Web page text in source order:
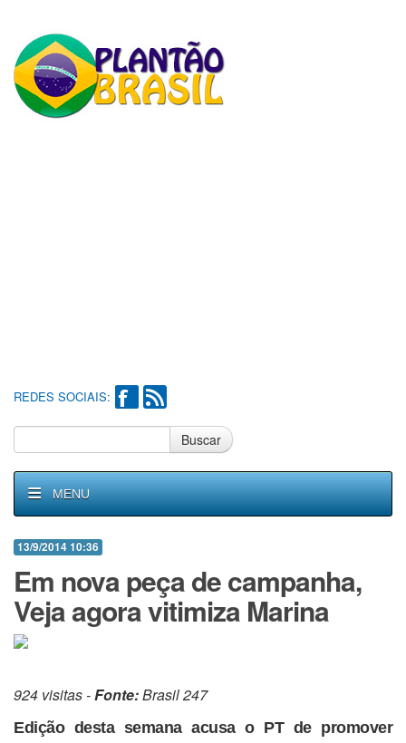
REDES SOCIAIS:
Buscar
MENU
13/9/2014 10:36
Em nova peça de campanha,
Veja agora vitimiza Marina
924 visitas -Fonte:Brasil 247
Edição desta semana acusa o PT de promover